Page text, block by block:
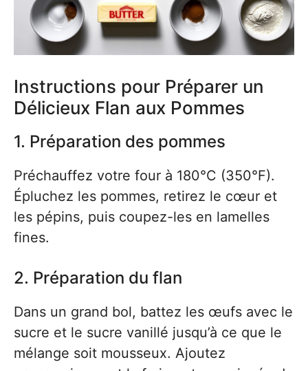
Instructions pour Préparer un
Délicieux Flan aux Pommes
1. Préparation des pommes
Préchauffez votre four à 180°C (350°F).
Épluchez les pommes, retirez le cœur et
les pépins, puis coupez-les en lamelles
fines.
2. Préparation du flan
Dans un grand bol, battez les œufs avec le
sucre et le sucre vanillé jusqu’à ce que le
mélange soit mousseux. Ajoutez